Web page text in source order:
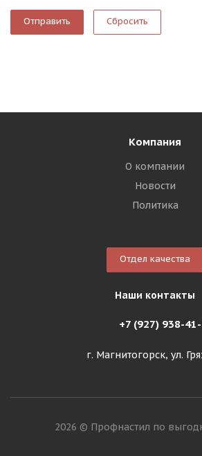
Сбросить
Компания
О компании
Новости
Политика
Отдел качества
Наши контакты
+7 (927) 938-
г. Магнитогорск, ул.
2026 © Профнастил по